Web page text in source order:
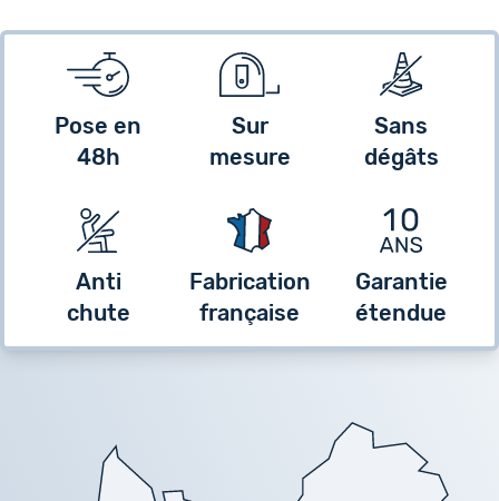
Pose en
48h
Sur
mesure
Sans
dégâts
Anti
chute
Fabrication
française
Garantie
étendue